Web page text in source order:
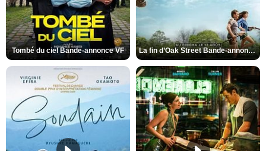
Tombé du ciel Bande-annonce VF La fin d’Oak Street Bande-annonce VO STFR